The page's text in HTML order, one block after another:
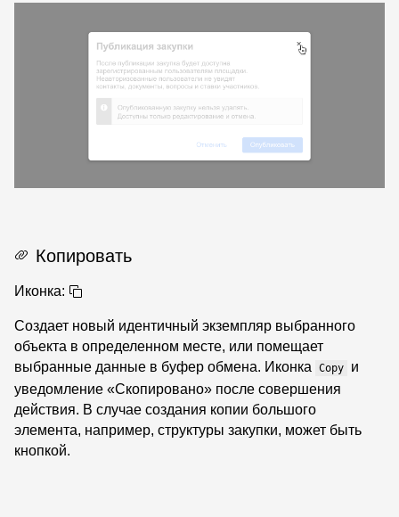
Копировать
Иконка:
Создает новый идентичный экземпляр выбранного
объекта в определенном месте, или помещает
выбранные данные в буфер обмена. Иконка
Copy
и
уведомление «Скопировано» после совершения
действия. В случае создания копии большого
элемента, например, структуры закупки, может быть
кнопкой.